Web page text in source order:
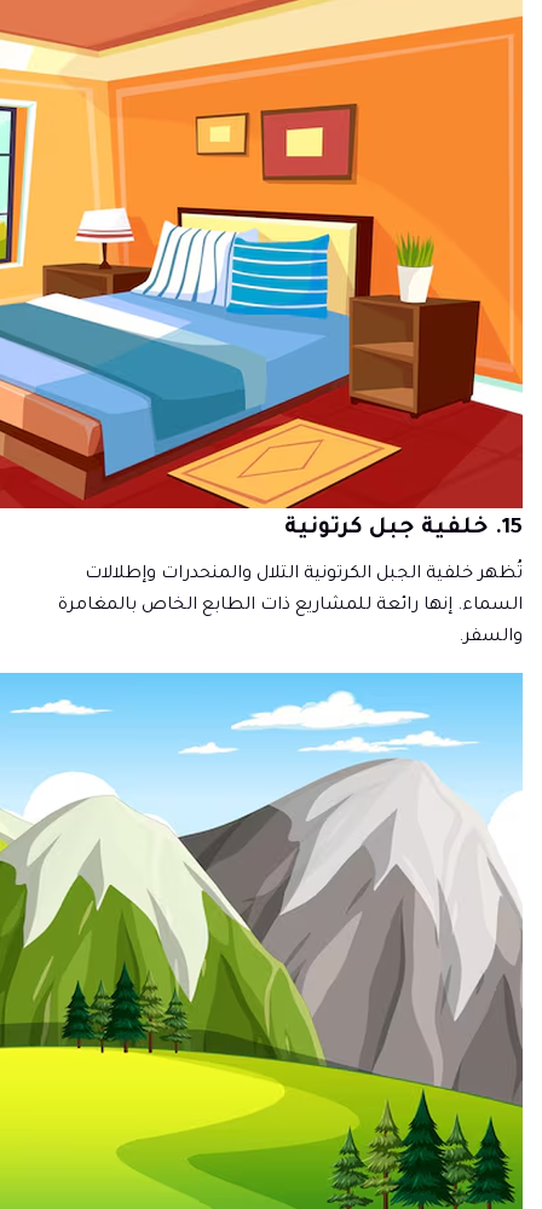
15. خلفية جبل كرتونية
تُظهر خلفية الجبل الكرتونية التلال والمنحدرات وإطلالات
السماء. إنها رائعة للمشاريع ذات الطابع الخاص بالمغامرة
والسفر.